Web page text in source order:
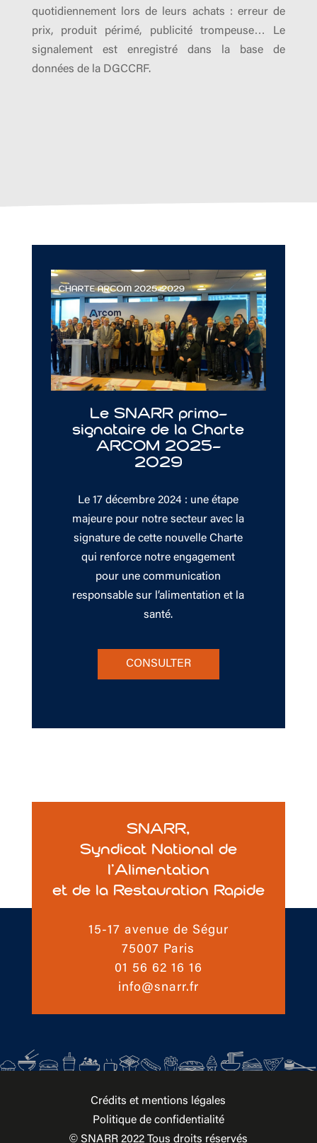
quotidiennement lors de leurs achats : erreur de
prix, produit périmé, publicité trompeuse… Le
signalement est enregistré dans la base de
données de la DGCCRF.
Le SNARR primo-
signataire de la Charte
ARCOM 2025-
2029
Le 17 décembre 2024 : une étape
majeure pour notre secteur avec la
signature de cette nouvelle Charte
qui renforce notre engagement
pour une communication
responsable sur l’alimentation et la
santé.
CONSULTER
SNARR,
Syndicat National de
l’Alimentation
et de la Restauration Rapide
15-17 avenue de Ségur
75007 Paris
01 56 62 16 16
info@snarr.fr
Crédits et mentions légales
Politique de confidentialité
© SNARR 2022 Tous droits réservés